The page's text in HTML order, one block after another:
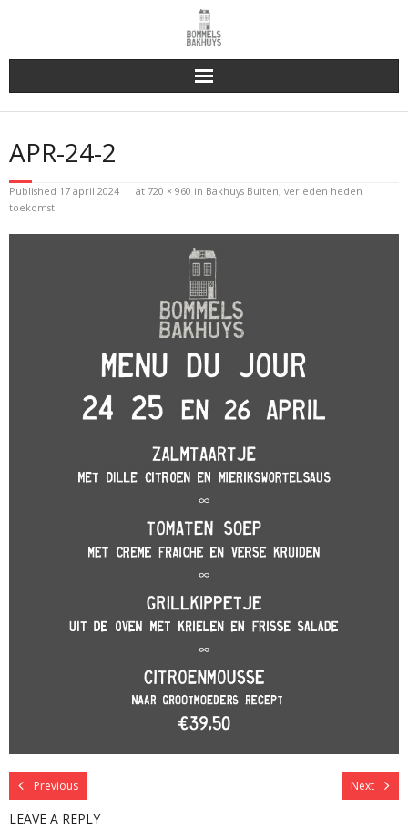
Bakhuys Buiten, verleden heden toekomst
Reserveren & Bestellen
Bommels Buiten
APR-24-2
Published 17 april 2024 at 720 × 960 in Bakhuys Buiten, verleden heden
toekomst
Previous Next
LEAVE A REPLY